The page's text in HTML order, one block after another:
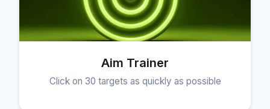
Aim Trainer
Click on 30 targets as quickly as possible